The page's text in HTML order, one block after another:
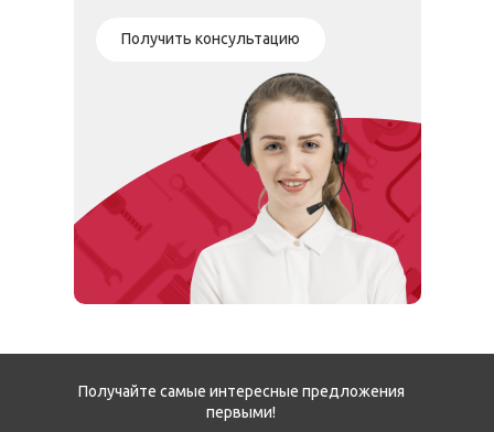
Получить консультацию
Получайте самые интересные предложения
первыми!